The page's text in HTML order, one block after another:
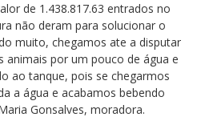
de 1.438.817.63 entrados no
não deram para solucionar o
muito, chegamos ate a disputar
animais por um pouco de água e
ao tanque, pois se chegarmos
a água e acabamos bebendo
Gonsalves, moradora.